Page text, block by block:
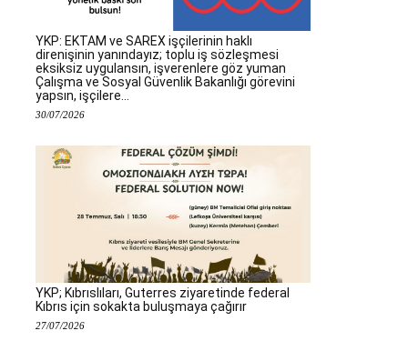
YKP: EKTAM ve SAREX işçilerinin haklı
direnişinin yanındayız; toplu iş sözleşmesi
eksiksiz uygulansın, işverenlere göz yuman
Çalışma ve Sosyal Güvenlik Bakanlığı görevini
yapsın, işçilere...
30/07/2026
YKP; Kıbrıslıları, Guterres ziyaretinde federal
Kıbrıs için sokakta buluşmaya çağırır
27/07/2026